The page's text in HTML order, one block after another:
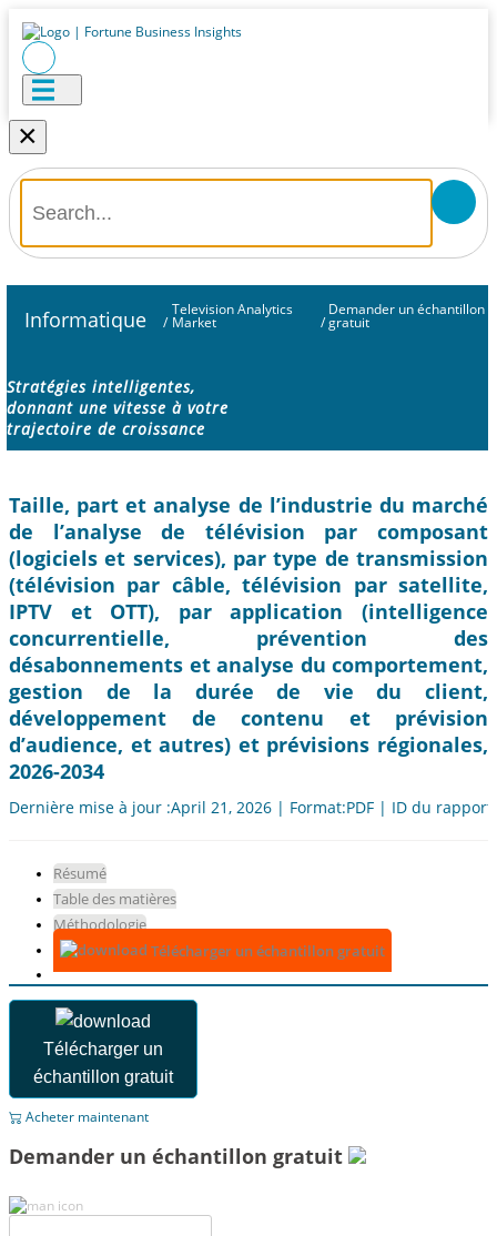
×
Informatique /
Television Analytics
Market /
Demander un échantillon
gratuit
Stratégies intelligentes,
donnant une vitesse à votre
trajectoire de croissance
Taille, part et analyse de l’industrie du marché
de l’analyse de télévision par composant
(logiciels et services), par type de transmission
(télévision par câble, télévision par satellite,
IPTV et OTT), par application (intelligence
concurrentielle, prévention des
désabonnements et analyse du comportement,
gestion de la durée de vie du client,
développement de contenu et prévision
d’audience, et autres) et prévisions régionales,
2026-2034
Dernière mise à jour :April 21, 2026 | Format:PDF | ID du
Résumé
Table des matières
Méthodologie
Télécharger un échantillon gratuit
Télécharger un
échantillon gratuit
Acheter maintenant
Demander un échantillon gratuit